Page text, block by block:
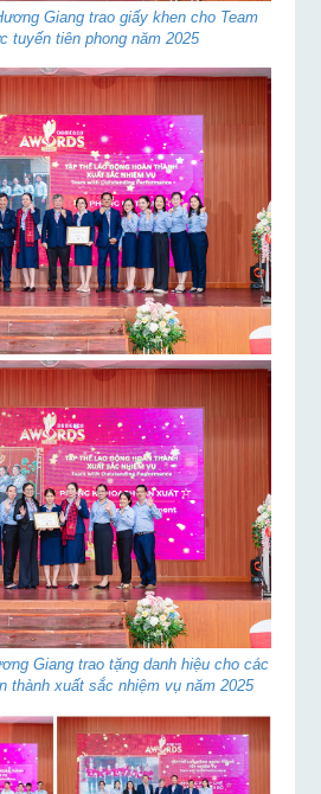
Giang trao giấy khen cho Team
tuyến tiên phong năm 2025
Giang trao tặng danh hiệu cho các
thành xuất sắc nhiệm vụ năm 2025